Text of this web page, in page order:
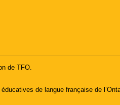
de TFO.
de langue française de